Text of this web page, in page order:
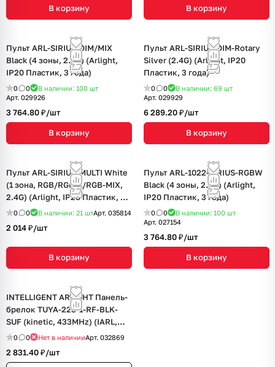
В корзину В корзину
Пульт ARL-SIRIUS-DIM/MIX
Black (4 зоны, 2.4G) (Arlight,
IP20 Пластик, 3 года)
0 0 В наличии: 100 шт
Арт. 029926
3 764.80 ₽/шт
В корзину
Пульт ARL-SIRIUS-DIM-Rotary
Silver (2.4G) (Arlight, IP20
Пластик, 3 года)
0 0 В наличии: 69 шт
Арт. 029929
6 289.20 ₽/шт
В корзину
Пульт ARL-SIRIUS-MULTI White
(1 зона, RGB/RGBW/RGB-MIX,
2.4G) (Arlight, IP20 Пластик, 3
года)
0 0 В наличии: 21 штАрт. 035814
2 014 ₽/шт
В корзину
Пульт ARL-1022-SIRIUS-RGBW
Black (4 зоны, 2.4G) (Arlight,
IP20 Пластик, 3 года)
0 0 В наличии: 100 шт
Арт. 027154
3 764.80 ₽/шт
В корзину
INTELLIGENT ARLIGHT Панель-
брелок TUYA-228-1-RF-BLK-
SUF (kinetic, 433MHz) (IARL,
IP20 Пластик, 3 года)
0 0 Нет в наличииАрт. 032869
2 831.40 ₽/шт